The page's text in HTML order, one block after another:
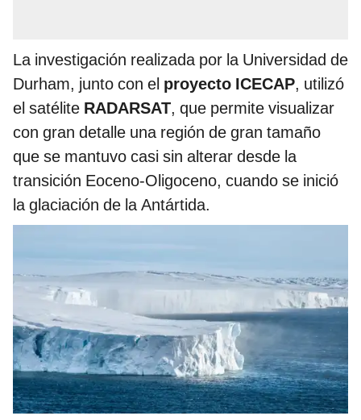
La investigación realizada por la Universidad de
Durham, junto con el proyecto ICECAP, utilizó
el satélite RADARSAT, que permite visualizar
con gran detalle una región de gran tamaño
que se mantuvo casi sin alterar desde la
transición Eoceno-Oligoceno, cuando se inició
la glaciación de la Antártida.